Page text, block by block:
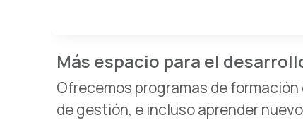
Más espacio para el
Ofrecemos programas de
de gestión, e incluso aprender